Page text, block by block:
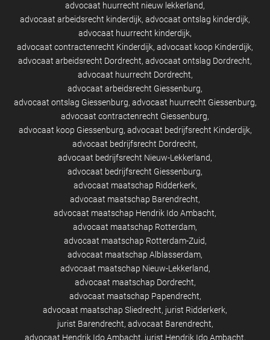
advocaat huurrecht nieuw lekkerland
advocaat arbeidsrecht kinderdijk advocaat ontslag kinderdijk
advocaat huurrecht kinderdijk
advocaat contractenrecht Kinderdijk advocaat koop Kinderdijk
advocaat arbeidsrecht Dordrecht advocaat ontslag Dordrecht
advocaat huurrecht Dordrecht
advocaat arbeidsrecht Giessenburg
advocaat ontslag Giessenburg advocaat huurrecht Giessenburg
advocaat contractenrecht Giessenburg
advocaat koop Giessenburg advocaat bedrijfsrecht Kinderdijk
advocaat bedrijfsrecht Dordrecht
advocaat bedrijfsrecht Nieuw-Lekkerland
advocaat bedrijfsrecht Giessenburg
advocaat maatschap Ridderkerk
advocaat maatschap Barendrecht
advocaat maatschap Hendrik Ido Ambacht
advocaat maatschap Rotterdam
advocaat maatschap Rotterdam-Zuid
advocaat maatschap Alblasserdam
advocaat maatschap Nieuw-Lekkerland
advocaat maatschap Dordrecht
advocaat maatschap Papendrecht
advocaat maatschap Sliedrecht jurist Ridderkerk
jurist Barendrecht advocaat Barendrecht
advocaat Hendrik Ido Ambacht jurist Hendrik Ido Ambacht